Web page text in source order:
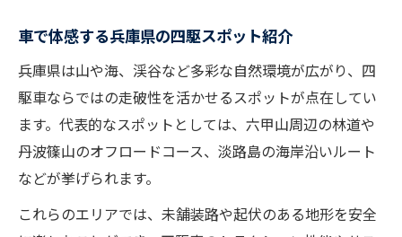
車で体感する兵庫県の四駆スポット紹介
兵庫県は山や海、渓谷など多彩な自然環境が広がり、四
駆車ならではの走破性を活かせるスポットが点在してい
ます。代表的なスポットとしては、六甲山周辺の林道や
丹波篠山のオフロードコース、淡路島の海岸沿いルート
などが挙げられます。
これらのエリアでは、未舗装路や起伏のある地形を安全